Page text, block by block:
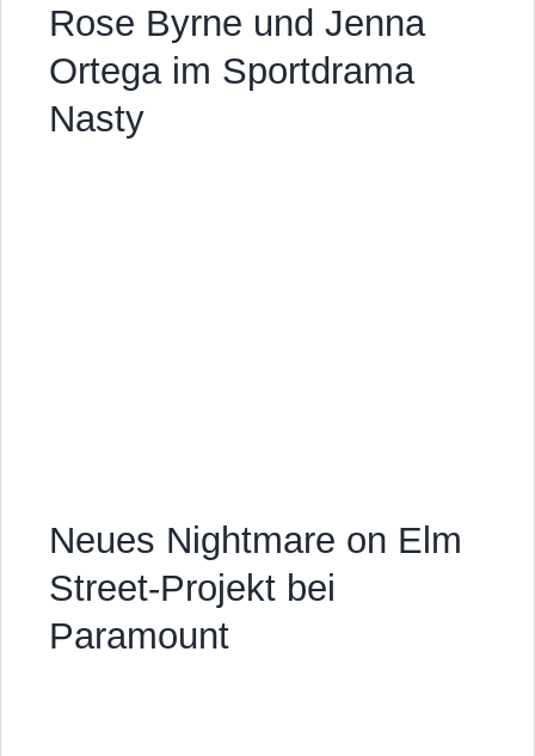
Rose Byrne und Jenna
Ortega im Sportdrama
Nasty
Neues Nightmare on Elm
Street-Projekt bei
Paramount